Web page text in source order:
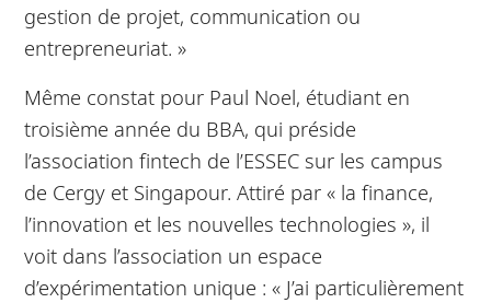
gestion de projet, communication ou
entrepreneuriat. »
Même constat pour Paul Noel, étudiant en
troisième année du BBA, qui préside
l’association fintech de l’ESSEC sur les campus
de Cergy et Singapour. Attiré par « la finance,
l’innovation et les nouvelles technologies », il
voit dans l’association un espace
d’expérimentation unique : « J’ai particulièrement